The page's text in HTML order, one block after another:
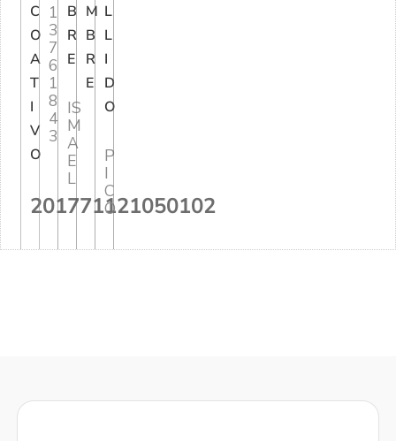
C
O
A
T
I
V
O
201771121050102
1
3
7
6
1
8
4
3
B
R
E
IS
M
A
E
L
M
B
R
E
L
L
I
D
O
P
I
C
O